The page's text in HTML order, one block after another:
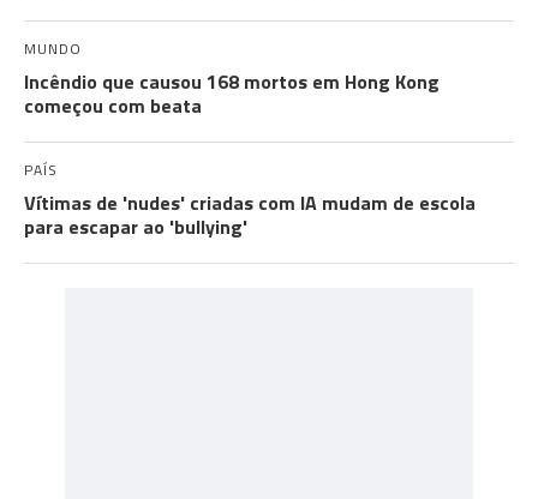
MUNDO
Incêndio que causou 168 mortos em Hong Kong
começou com beata
PAÍS
Vítimas de 'nudes' criadas com IA mudam de escola
para escapar ao 'bullying'